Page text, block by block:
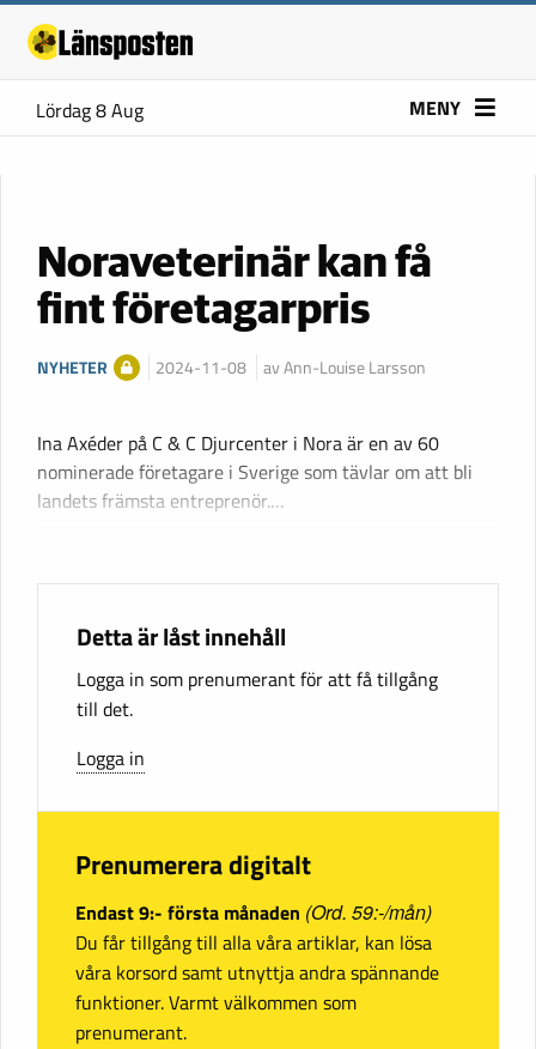
Lördag 8 Aug MENY
Noraveterinär kan få
fint företagarpris
NYHETER 2024-11-08 av Ann-Louise Larsson
Ina Axéder på C & C Djurcenter i Nora är en av 60
nominerade företagare i Sverige som tävlar om att bli
landets främsta entreprenör.…
Detta är låst innehåll
Logga in som prenumerant för att få tillgång
till det.
Logga in
Prenumerera digitalt
Endast 9:- första månaden (Ord. 59:-/mån)
Du får tillgång till alla våra artiklar, kan lösa
våra korsord samt utnyttja andra spännande
funktioner. Varmt välkommen som
prenumerant.